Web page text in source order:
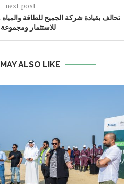
next post
تحالف بقيادة شركة الجميح للطاقة
للاستثمار
ALSO LIKE